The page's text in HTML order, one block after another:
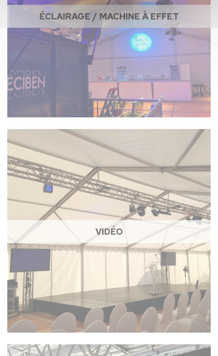
ÉCLAIRAGE / MACHINE À EFFET
VIDÉO